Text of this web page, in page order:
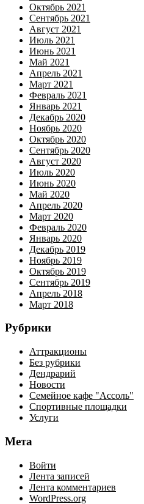
Октябрь 2021
Сентябрь 2021
Август 2021
Июль 2021
Июнь 2021
Май 2021
Апрель 2021
Март 2021
Февраль 2021
Январь 2021
Декабрь 2020
Ноябрь 2020
Октябрь 2020
Сентябрь 2020
Август 2020
Июль 2020
Июнь 2020
Май 2020
Апрель 2020
Март 2020
Февраль 2020
Январь 2020
Декабрь 2019
Ноябрь 2019
Октябрь 2019
Сентябрь 2019
Апрель 2018
Март 2018
Рубрики
Аттракционы
Без рубрики
Дендрарий
Новости
Семейное кафе "Ассоль"
Спортивные площадки
Услуги
Мета
Войти
Лента записей
Лента комментариев
WordPress.org